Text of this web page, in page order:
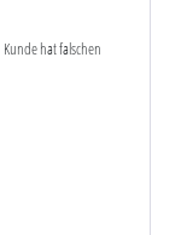
Kunde hat falschen